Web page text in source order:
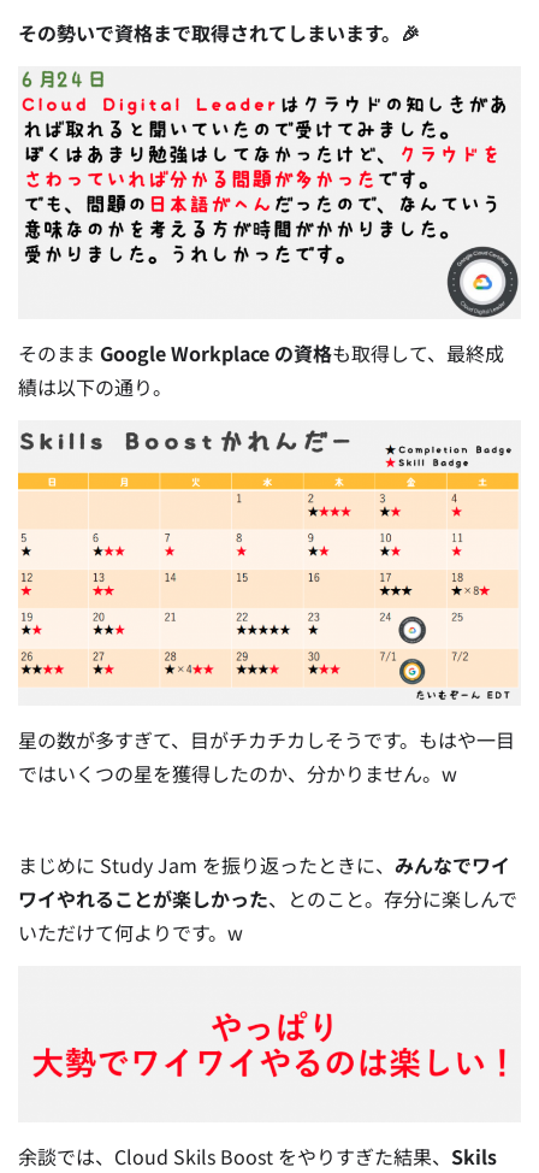
その勢いで資格まで取得されてしまいます。🎉
そのまま Google Workplace の資格も取得して、最終成
績は以下の通り。
星の数が多すぎて、目がチカチカしそうです。もはや一目
ではいくつの星を獲得したのか、分かりません。w
まじめに Study Jam を振り返ったときに、 みんなでワイ
ワイやれることが楽しかった、とのこと。存分に楽しんで
いただけて何よりです。w
余談では、Cloud Skils Boost をやりすぎた結果、 Skils